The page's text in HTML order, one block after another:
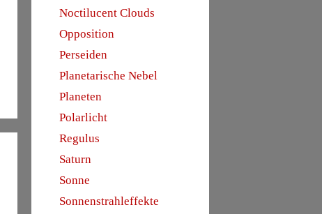
Noctilucent Clouds
Opposition
Perseiden
Planetarische Nebel
Planeten
Polarlicht
Regulus
Saturn
Sonne
Sonnenstrahleffekte